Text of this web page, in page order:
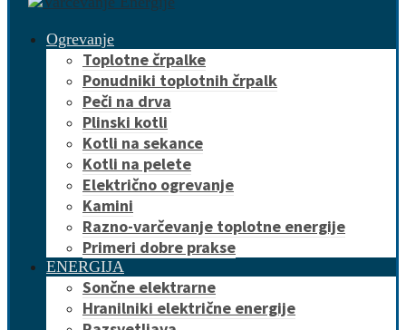
Ogrevanje
Toplotne črpalke
Ponudniki toplotnih črpalk
Peči na drva
Plinski kotli
Kotli na sekance
Kotli na pelete
Električno ogrevanje
Kamini
Razno-varčevanje toplotne energije
Primeri dobre prakse
ENERGIJA
Sončne elektrarne
Hranilniki električne energije